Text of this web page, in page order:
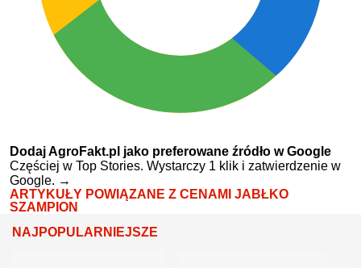
Dodaj AgroFakt.pl jako preferowane źródło w Google
Częściej w Top Stories. Wystarczy 1 klik i zatwierdzenie w
Google. →
ARTYKUŁY POWIĄZANE Z CENAMI JABŁKO
SZAMPION
NAJPOPULARNIEJSZE